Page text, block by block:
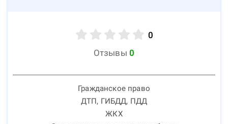
0
Отзывы 0
Гражданское право
ДТП, ГИБДД, ПДД
ЖКХ